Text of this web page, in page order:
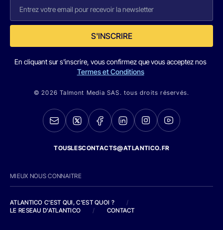
S'INSCRIRE
En cliquant sur s'inscrire, vous confirmez que vous acceptez nos
Termes et Conditions
© 2026 Talmont Media SAS. tous droits réservés.
TOUSLESCONTACTS@ATLANTICO.FR
MIEUX NOUS CONNAITRE
ATLANTICO C'EST QUI, C'EST QUOI ?
/
LE RESEAU D'ATLANTICO
/ CONTACT